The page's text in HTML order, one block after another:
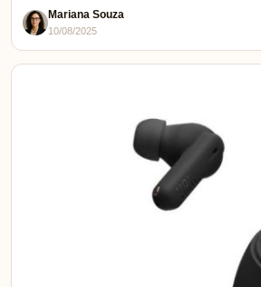
Mariana Souza
10/08/2025